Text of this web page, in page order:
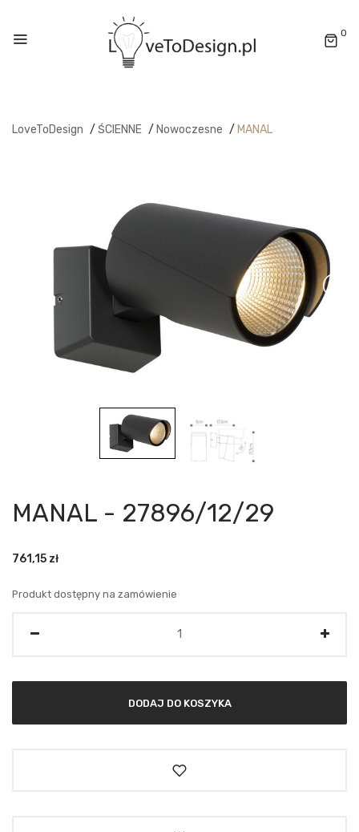
0
LoveToDesign / ŚCIENNE / Nowoczesne / MANAL
MANAL - 27896/12/29
761,15 zł
Produkt dostępny na zamówienie
DODAJ DO KOSZYKA